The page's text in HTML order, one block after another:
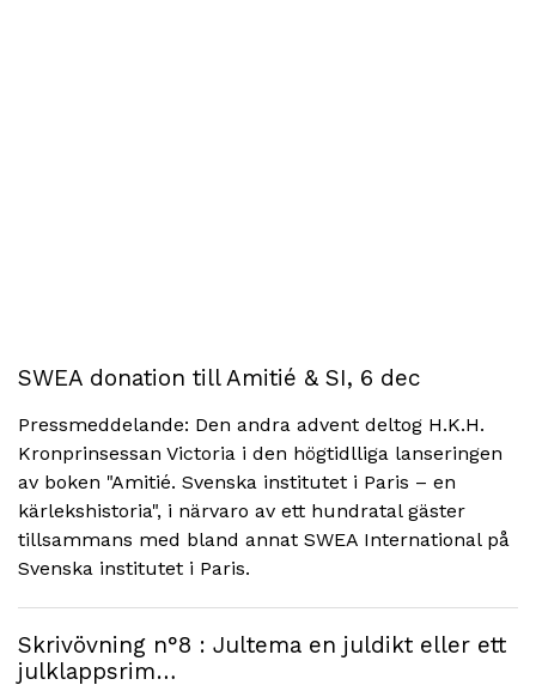
SWEA donation till Amitié & SI, 6 dec
Pressmeddelande: Den andra advent deltog H.K.H.
Kronprinsessan Victoria i den högtidlliga lanseringen
av boken "Amitié. Svenska institutet i Paris – en
kärlekshistoria", i närvaro av ett hundratal gäster
tillsammans med bland annat SWEA International på
Svenska institutet i Paris.
Skrivövning n°8 : Jultema en juldikt eller ett
julklappsrim…